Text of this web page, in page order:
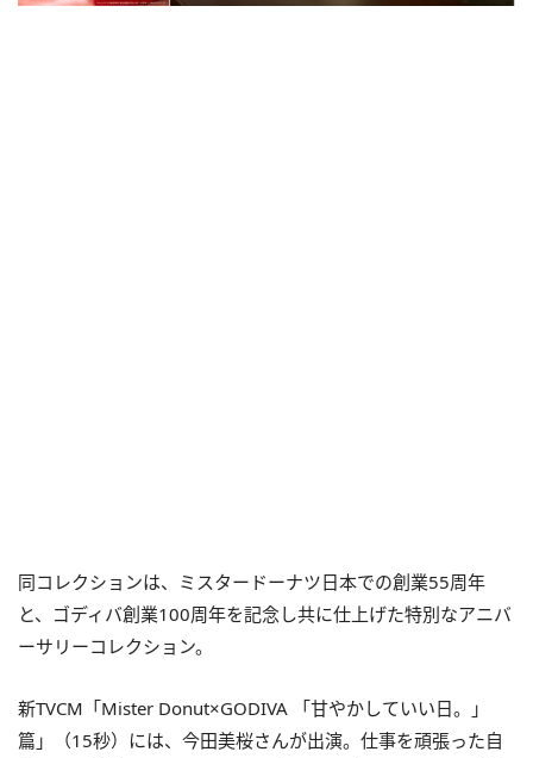
同コレクションは、ミスタードーナツ日本での創業55周年
と、ゴディバ創業100周年を記念し共に仕上げた特別なアニバ
ーサリーコレクション。
新TVCM「Mister Donut×GODIVA 「甘やかしていい日。」
篇」（15秒）には、今田美桜さんが出演。仕事を頑張った自